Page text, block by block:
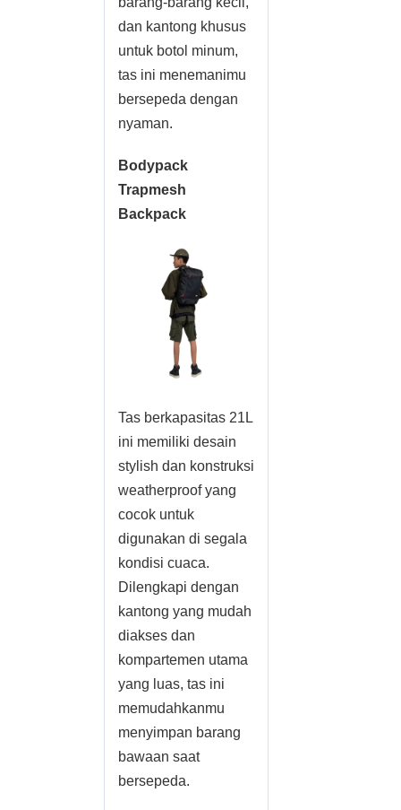
dan kantong khusus
untuk botol minum,
tas ini menemanimu
bersepeda dengan
nyaman.
Bodypack
Trapmesh
Backpack
Tas berkapasitas 21L
ini memiliki desain
stylish dan konstruksi
weatherproof yang
cocok untuk
digunakan di segala
kondisi cuaca.
Dilengkapi dengan
kantong yang mudah
diakses dan
kompartemen utama
yang luas, tas ini
memudahkanmu
menyimpan barang
bawaan saat
bersepeda.